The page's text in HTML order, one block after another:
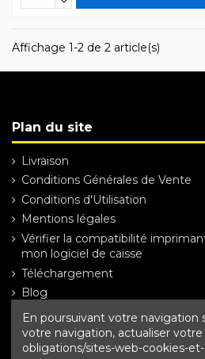
Affichage 1-2 de 2 article(s)
Plan du site
Livraison
Conditions Générales de Vente
Conditions d'Utilisation
Mentions légales
Vérifier la compatibilité
mon logiciel de caisse
Téléchargement
Blog
En poursuivant votre navigation
votre navigation, actualiser
obligations/sites-web-cookies-